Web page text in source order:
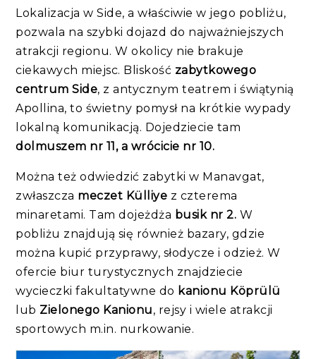
Lokalizacja w Side, a właściwie w jego pobliżu,
pozwala na szybki dojazd do najważniejszych
atrakcji regionu. W okolicy nie brakuje
ciekawych miejsc. Bliskość zabytkowego
centrum Side, z antycznym teatrem i świątynią
Apollina, to świetny pomysł na krótkie wypady
lokalną komunikacją. Dojedziecie tam
dolmuszem nr 11, a wrócicie nr 10.
Można też odwiedzić zabytki w Manavgat,
zwłaszcza meczet Külliye z czterema
minaretami. Tam dojeżdża busik nr 2. W
pobliżu znajdują się również bazary, gdzie
można kupić przyprawy, słodycze i odzież. W
ofercie biur turystycznych znajdziecie
wycieczki fakultatywne do kanionu Köprülü
lub Zielonego Kanionu, rejsy i wiele atrakcji
sportowych m.in. nurkowanie.